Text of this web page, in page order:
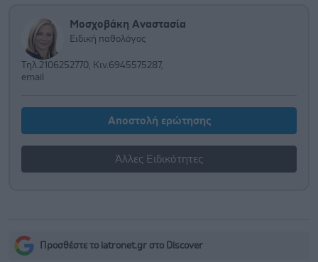
Μοσχοβάκη Αναστασία
Ειδική παθολόγος
Τηλ.2106252770, Κιν.6945575287,
email
Αποστολή ερώτησης
Άλλες Ειδικότητες
Προσθέστε το iatronet.gr στο Discover